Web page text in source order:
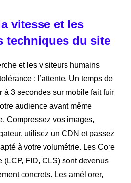
vitesse et les
techniques du site
et les visiteurs humains
: l’attente. Un temps de
à 3 secondes sur mobile fait fuir
audience avant même
Compressez vos images,
utilisez un CDN et passez
à votre volumétrie. Les Core
(LCP, FID, CLS) sont devenus
concrets. Les améliorer,